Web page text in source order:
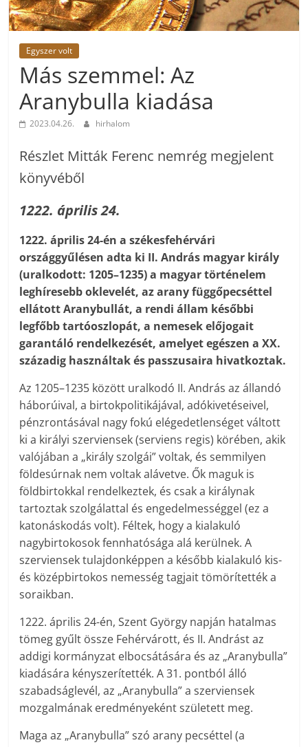
Egyszer volt
Más szemmel: Az
Aranybulla kiadása
2023.04.26. hirhalom
Részlet Mitták Ferenc nemrég megjelent
könyvéből
1222. április 24.
1222. április 24-én a székesfehérvári
országgyűlésen adta ki II. András magyar király
(uralkodott: 1205–1235) a magyar történelem
leghíresebb oklevelét, az arany függőpecséttel
ellátott Aranybullát, a rendi állam későbbi
legfőbb tartóoszlopát, a nemesek előjogait
garantáló rendelkezését, amelyet egészen a XX.
századig használtak és passzusaira hivatkoztak.
Az 1205–1235 között uralkodó II. András az állandó
háborúival, a birtokpolitikájával, adókivetéseivel,
pénzrontásával nagy fokú elégedetlenséget váltott
ki a királyi szerviensek (serviens regis) körében, akik
valójában a „király szolgái” voltak, és semmilyen
földesúrnak nem voltak alávetve. Ők maguk is
földbirtokkal rendelkeztek, és csak a királynak
tartoztak szolgálattal és engedelmességgel (ez a
katonáskodás volt). Féltek, hogy a kialakuló
nagybirtokosok fennhatósága alá kerülnek. A
szerviensek tulajdonképpen a később kialakuló kis-
és középbirtokos nemesség tagjait tömörítették a
soraikban.
1222. április 24-én, Szent György napján hatalmas
tömeg gyűlt össze Fehérvárott, és II. Andrást az
addigi kormányzat elbocsátására és az „Aranybulla”
kiadására kényszerítették. A 31. pontból álló
szabadságlevél, az „Aranybulla” a szerviensek
mozgalmának eredményeként született meg.
Maga az „Aranybulla” szó arany pecséttel (a